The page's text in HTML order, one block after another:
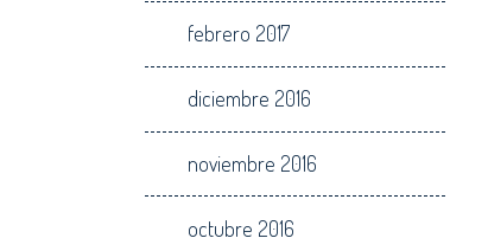
febrero 2017
diciembre 2016
noviembre 2016
octubre 2016